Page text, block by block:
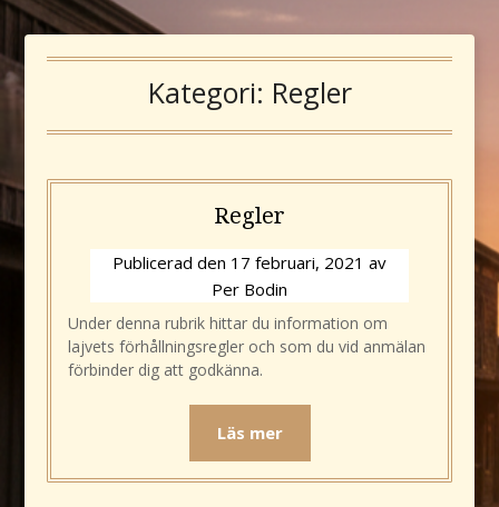
Kategori: Regler
Regler
Publicerad den 17 februari, 2021 av
Per Bodin
Under denna rubrik hittar du information om
lajvets förhållningsregler och som du vid anmälan
förbinder dig att godkänna.
Läs mer